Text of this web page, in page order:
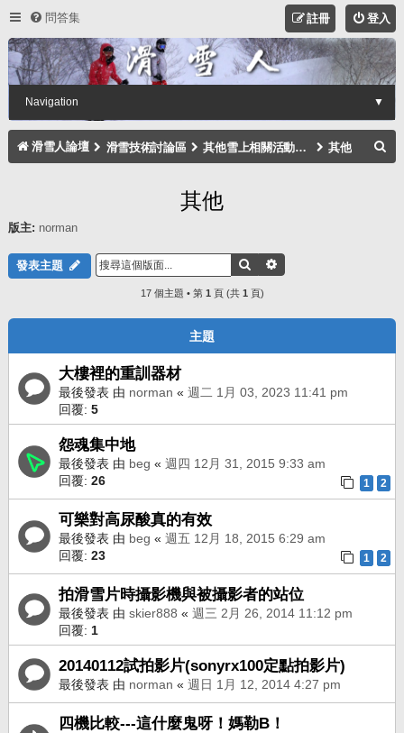
問答集 登入
註冊
Navigation ▼
滑雪人論壇 滑雪技術討論區 其他雪上相關活動討論區 其他
其他
版主: norman
發表主題 搜尋
17 個主題 • 第 1 頁 (共 1 頁)
主題
大樓裡的重訓器材
最後發表 由 norman « 週二 1月 03, 2023 11:41 pm
回覆: 5
怨魂集中地
最後發表 由 beg « 週四 12月 31, 2015 9:33 am
回覆: 26 1 2
可樂對高尿酸真的有效
最後發表 由 beg « 週五 12月 18, 2015 6:29 am
回覆: 23 1 2
拍滑雪片時攝影機與被攝影者的站位
最後發表 由 skier888 « 週三 2月 26, 2014 11:12 pm
回覆: 1
20140112試拍影片(sonyrx100定點拍影片)
最後發表 由 norman « 週日 1月 12, 2014 4:27 pm
四機比較---這什麼鬼呀！媽勒B！